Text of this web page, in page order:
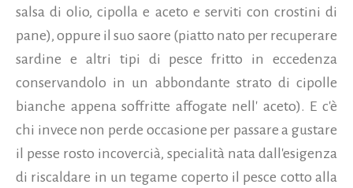
salsa di olio, cipolla e aceto e serviti con crostini di
pane), oppure il suo saore (piatto nato per recuperare
sardine e altri tipi di pesce fritto in eccedenza
conservandolo in un abbondante strato di cipolle
bianche appena soffritte affogate nell' aceto). E c'è
chi invece non perde occasione per passare a gustare
il pesse rosto incovercià, specialità nata dall'esigenza
di riscaldare in un tegame coperto il pesce cotto alla